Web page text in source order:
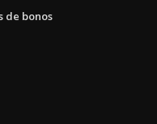
de bonos